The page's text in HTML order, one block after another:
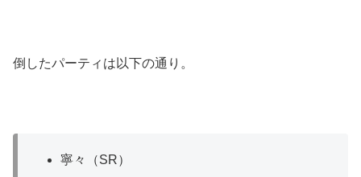
倒したパーティは以下の通り。
寧々（SR）